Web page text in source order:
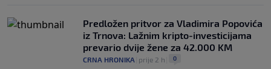
Predložen pritvor za Vladimira Popovića
iz Trnova: Lažnim kripto-investicijama
prevario dvije žene za 42.000 KM
CRNA HRONIKA prije 2 h 0